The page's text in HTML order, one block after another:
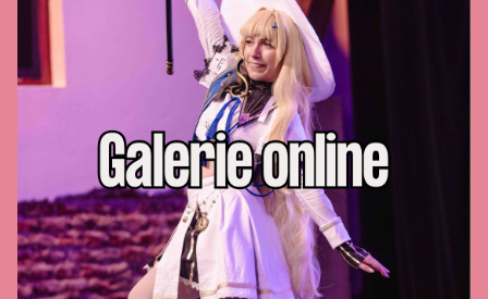
Datenschutzerklärung Impressum
AGB Kontakt Zahlungsarten
Cookie-Settings